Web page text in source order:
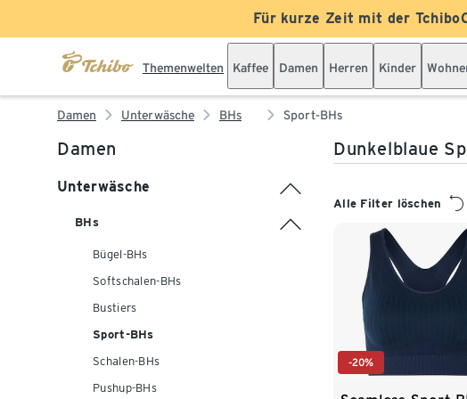
Für kurze Zeit mit der
Themenwelten Kaffee Damen Herren Kinder
Damen Unterwäsche BHs Sport-BHs
Damen
Unterwäsche
BHs
Bügel-BHs
Softschalen-BHs
Bustiers
Sport-BHs
Schalen-BHs
Pushup-BHs
Dunkelblaue
Alle Filter löschen
-20%